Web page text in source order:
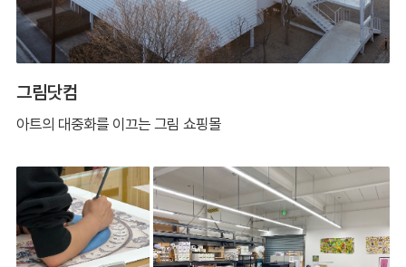
그림닷컴
아트의 대중화를 이끄는 그림 쇼핑몰